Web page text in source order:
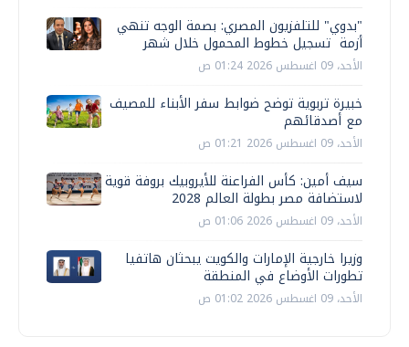
"بدوي" للتلفزيون المصري: بصمة الوجه تنهي
أزمة تسجيل خطوط المحمول خلال شهر
الأحد، 09 اغسطس 2026 01:24 ص
خبيرة تربوية توضح ضوابط سفر الأبناء للمصيف
مع أصدقائهم
الأحد، 09 اغسطس 2026 01:21 ص
سيف أمين: كأس الفراعنة للأيروبيك بروفة قوية
لاستضافة مصر بطولة العالم 2028
الأحد، 09 اغسطس 2026 01:06 ص
وزيرا خارجية الإمارات والكويت يبحثان هاتفيا
تطورات الأوضاع في المنطقة
الأحد، 09 اغسطس 2026 01:02 ص